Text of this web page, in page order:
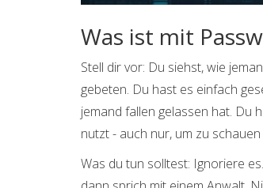
Was ist mit
Stell dir vor: Du siehst, wie
gebeten. Du hast es einfach
jemand fallen gelassen hat. Du
nutzt - auch nur, um zu
Was du tun solltest: Ignoriere